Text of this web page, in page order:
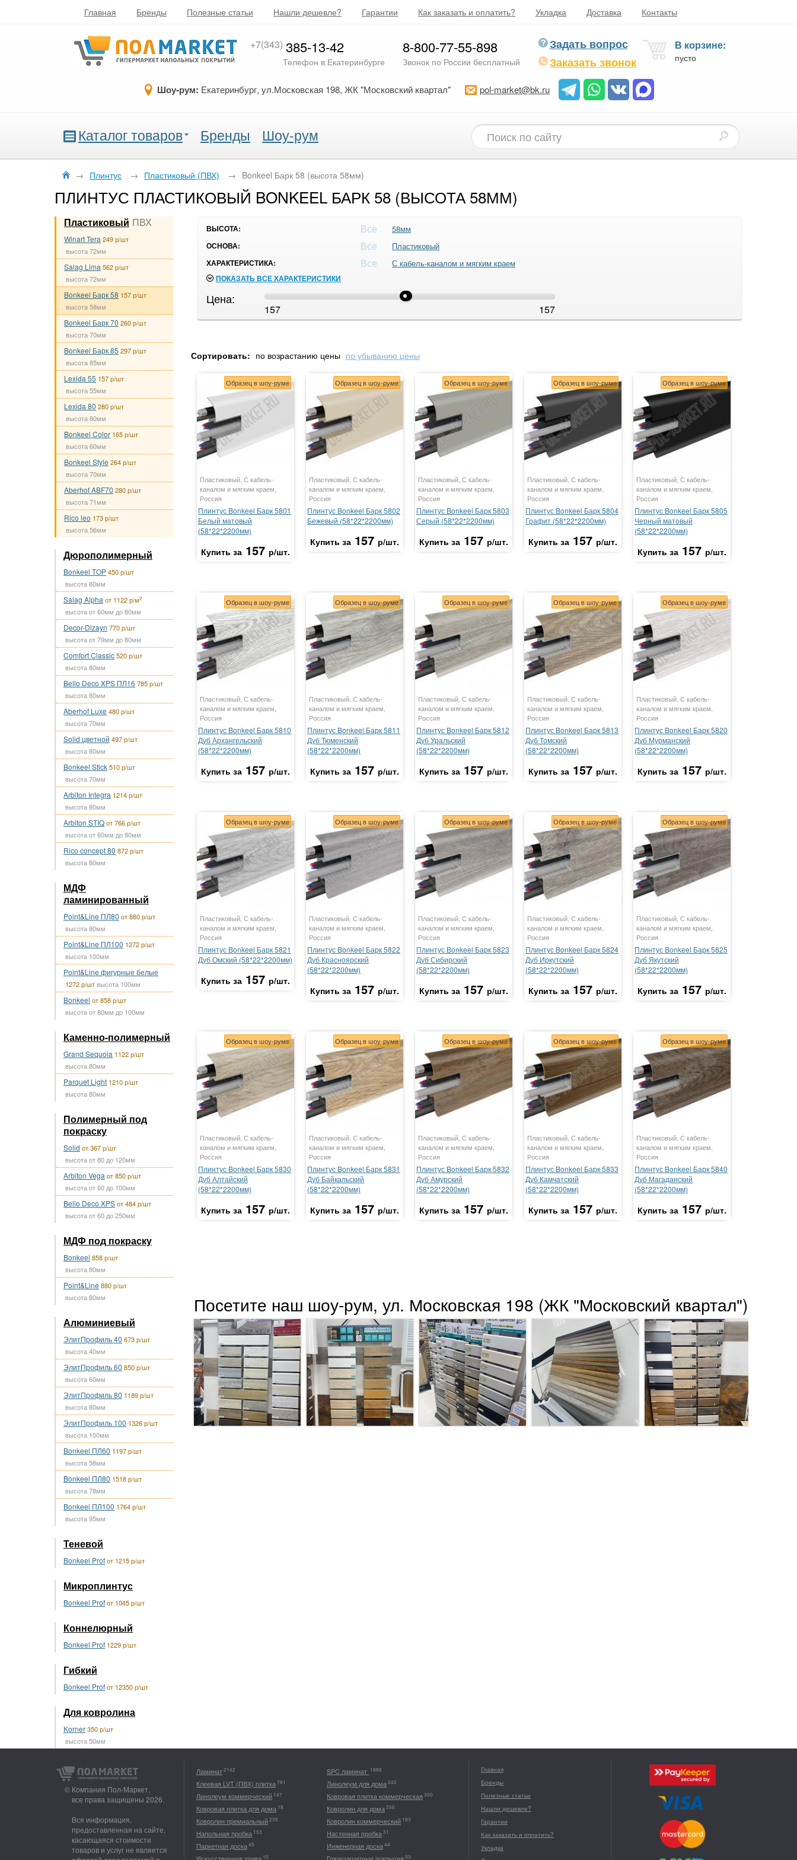
Главная Бренды Полезные статьи Нашли дешевле? Гарантии Как заказать и оплатить? Укладка Доставка Контакты
+7(343) 385-13-42
Телефон в Екатеринбурге
8-800-77-55-898
Звонок по России бесплатный
Задать вопрос
Заказать звонок
В корзине:
пусто
Шоу-рум: Екатеринбург, ул.Московская 198, ЖК "Московский квартал" pol-market@bk.ru
Каталог товаров Бренды Шоу-рум
→ Плинтус → Пластиковый (ПВХ) → Bonkeel Барк 58 (высота 58мм)
ПЛИНТУС ПЛАСТИКОВЫЙ BONKEEL БАРК 58 (ВЫСОТА 58ММ)
ВЫСОТА: Все 58мм
ОСНОВА: Все Пластиковый
ХАРАКТЕРИСТИКА: Все С кабель-каналом и мягким краем
ПОКАЗАТЬ ВСЕ ХАРАКТЕРИСТИКИ
Цена:
157 157
Пластиковый ПВХ
Winart Tera 249 р/шт
высота 72мм
Salag Lima 562 р/шт
высота 72мм
Bonkeel Барк 58 157 р/шт
высота 58мм
Bonkeel Барк 70 260 р/шт
высота 70мм
Bonkeel Барк 85 297 р/шт
высота 85мм
Lexida 55 157 р/шт
высота 55мм
Lexida 80 280 р/шт
высота 80мм
Bonkeel Color 165 р/шт
высота 60мм
Bonkeel Style 264 р/шт
высота 70мм
Aberhof ABF70 280 р/шт
высота 71мм
Rico leo 173 р/шт
высота 56мм
Дюрополимерный
Bonkeel TOP450 р/шт
высота 80мм
Salag Alpha от 1122 р/м2
высота от 60мм до 80мм
Decor-Dizayn 770 р/шт
высота от 79мм до 80мм
Comfort Classic520 р/шт
высота 80мм
Bello Deco XPS ПЛ16 785 р/шт
высота 80мм
Aberhof Luxe 480 р/шт
высота 70мм
Solid цветной 497 р/шт
высота 80мм
Bonkeel Stick510 р/шт
высота 70мм
Arbiton Integra 1214 р/шт
высота 80мм
Arbiton STIQот 766 р/шт
высота от 60мм до 80мм
Rico concept 80 872 р/шт
высота 80мм
МДФ
ламинированный
Point&Line ПЛ80 от 880 р/шт
высота 80мм
Point&Line ПЛ100 1272 р/шт
высота 100мм
Point&Line фигурные белые
1272 р/штвысота 100мм
Bonkeel от 858 р/шт
высота от 80мм до 100мм
Каменно-полимерный
Grand Sequoia 1122 р/шт
высота 80мм
Parquet Light 1210 р/шт
высота 80мм
Полимерный под
покраску
Solid от 367 р/шт
высота от 80 до 120мм
Arbiton Vega от 850 р/шт
высота от 60 до 100мм
Bello Deco XPSот 484 р/шт
высота от 60 до 250мм
МДФ под покраску
Bonkeel 858 р/шт
высота 80мм
Point&Line 880 р/шт
высота 80мм
Алюминиевый
ЭлитПрофиль 40 673 р/шт
высота 40мм
ЭлитПрофиль 60 850 р/шт
высота 60мм
ЭлитПрофиль 80 1189 р/шт
высота 80мм
ЭлитПрофиль 100 1326 р/шт
высота 100мм
Bonkeel ПЛ60 1197 р/шт
высота 58мм
Bonkeel ПЛ80 1518 р/шт
высота 78мм
Bonkeel ПЛ100 1764 р/шт
высота 95мм
Теневой
Bonkeel Profот 1215 р/шт
Микроплинтус
Bonkeel Profот 1045 р/шт
Коннелюрный
Bonkeel Prof 1229 р/шт
Гибкий
Bonkeel Profот 12350 р/шт
Для ковролина
Korner350 р/шт
высота 50мм
Сортировать: по возрастанию цены по убыванию цены
Образец в шоу-руме
Пластиковый, С кабель-
каналом и мягким краем,
Россия
Плинтус Bonkeel Барк 5801
Белый матовый
(58*22*2200мм)
Купить за 157 р/шт.
Образец в шоу-руме
Пластиковый, С кабель-
каналом и мягким краем,
Россия
Плинтус Bonkeel Барк 5802
Бежевый (58*22*2200мм)
Купить за 157 р/шт.
Образец в шоу-руме
Пластиковый, С кабель-
каналом и мягким краем,
Россия
Плинтус Bonkeel Барк 5803
Серый (58*22*2200мм)
Купить за 157 р/шт.
Образец в шоу-руме
Пластиковый, С кабель-
каналом и мягким краем,
Россия
Плинтус Bonkeel Барк 5804
Графит (58*22*2200мм)
Купить за 157 р/шт.
Образец в шоу-руме
Пластиковый, С кабель-
каналом и мягким краем,
Россия
Плинтус Bonkeel Барк 5805
Черный матовый
(58*22*2200мм)
Купить за 157 р/шт.
Образец в шоу-руме
Пластиковый, С кабель-
каналом и мягким краем,
Россия
Плинтус Bonkeel Барк 5810
Дуб Архангельский
(58*22*2200мм)
Купить за 157 р/шт.
Образец в шоу-руме
Пластиковый, С кабель-
каналом и мягким краем,
Россия
Плинтус Bonkeel Барк 5811
Дуб Тюменский
(58*22*2200мм)
Купить за 157 р/шт.
Образец в шоу-руме
Пластиковый, С кабель-
каналом и мягким краем,
Россия
Плинтус Bonkeel Барк 5812
Дуб Уральский
(58*22*2200мм)
Купить за 157 р/шт.
Образец в шоу-руме
Пластиковый, С кабель-
каналом и мягким краем,
Россия
Плинтус Bonkeel Барк 5813
Дуб Томский
(58*22*2200мм)
Купить за 157 р/шт.
Образец в шоу-руме
Пластиковый, С кабель-
каналом и мягким краем,
Россия
Плинтус Bonkeel Барк 5820
Дуб Мурманский
(58*22*2200мм)
Купить за 157 р/шт.
Образец в шоу-руме
Пластиковый, С кабель-
каналом и мягким краем,
Россия
Плинтус Bonkeel Барк 5821
Дуб Омский (58*22*2200мм)
Купить за 157 р/шт.
Образец в шоу-руме
Пластиковый, С кабель-
каналом и мягким краем,
Россия
Плинтус Bonkeel Барк 5822
Дуб Красноярский
(58*22*2200мм)
Купить за 157 р/шт.
Образец в шоу-руме
Пластиковый, С кабель-
каналом и мягким краем,
Россия
Плинтус Bonkeel Барк 5823
Дуб Сибирский
(58*22*2200мм)
Купить за 157 р/шт.
Образец в шоу-руме
Пластиковый, С кабель-
каналом и мягким краем,
Россия
Плинтус Bonkeel Барк 5824
Дуб Иркутский
(58*22*2200мм)
Купить за 157 р/шт.
Образец в шоу-руме
Пластиковый, С кабель-
каналом и мягким краем,
Россия
Плинтус Bonkeel Барк 5825
Дуб Якутский
(58*22*2200мм)
Купить за 157 р/шт.
Образец в шоу-руме
Пластиковый, С кабель-
каналом и мягким краем,
Россия
Плинтус Bonkeel Барк 5830
Дуб Алтайский
(58*22*2200мм)
Купить за 157 р/шт.
Образец в шоу-руме
Пластиковый, С кабель-
каналом и мягким краем,
Россия
Плинтус Bonkeel Барк 5831
Дуб Байкальский
(58*22*2200мм)
Купить за 157 р/шт.
Образец в шоу-руме
Пластиковый, С кабель-
каналом и мягким краем,
Россия
Плинтус Bonkeel Барк 5832
Дуб Амурский
(58*22*2200мм)
Купить за 157 р/шт.
Образец в шоу-руме
Пластиковый, С кабель-
каналом и мягким краем,
Россия
Плинтус Bonkeel Барк 5833
Дуб Камчатский
(58*22*2200мм)
Купить за 157 р/шт.
Образец в шоу-руме
Пластиковый, С кабель-
каналом и мягким краем,
Россия
Плинтус Bonkeel Барк 5840
Дуб Магаданский
(58*22*2200мм)
Купить за 157 р/шт.
Посетите наш шоу-рум, ул. Московская 198 (ЖК "Московский квартал")
© Компания Пол-Маркет,
все права защищены 2026.
Вся информация,
предоставленная на сайте,
касающаяся стоимости
товаров и услуг не является
Ламинат2142 SPC ламинат 1886
Клеевая LVT (ПВХ) плитка781 Линолеум для дома242
Линолеум коммерческий 147 Ковровая плитка коммерческая 300
Ковровая плитка для дома 18 Ковролин для дома256
Ковролин премиальный235 Ковролин коммерческий 193
Напольная пробка 153 Настенная пробка31
Паркетная доска45 Инженерная доска44
10 53
Главная
Бренды
Полезные статьи
Нашли дешевле?
Гарантии
Как заказать и оплатить?
Укладка